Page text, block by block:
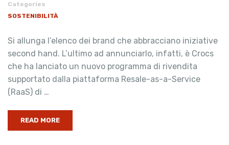
Categories
SOSTENIBILITÀ
Si allunga l’elenco dei brand che abbracciano iniziative
second hand. L’ultimo ad annunciarlo, infatti, è Crocs
che ha lanciato un nuovo programma di rivendita
supportato dalla piattaforma Resale-as-a-Service
(RaaS) di …
READ MORE